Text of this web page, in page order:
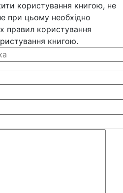
користування книгою, не
при цьому необхідно
правил користування
книгою.